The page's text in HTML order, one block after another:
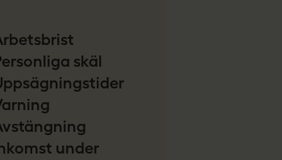
skäl
under